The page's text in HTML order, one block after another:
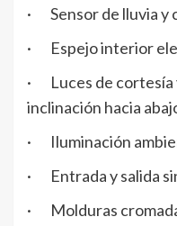
· Sensor de lluvia y
· Espejo interior
· Luces de cortesía
inclinación hacia
· Iluminación
· Entrada y salida
· Molduras